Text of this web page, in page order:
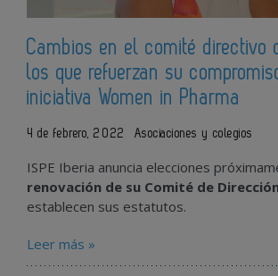
Cambios en el comité directivo
los que refuerzan su
iniciativa Women in Pharma
4 de febrero, 2022 Asociaciones y colegios
ISPE Iberia anuncia elecciones
renovación de su Comité de
establecen sus estatutos.
Leer más »